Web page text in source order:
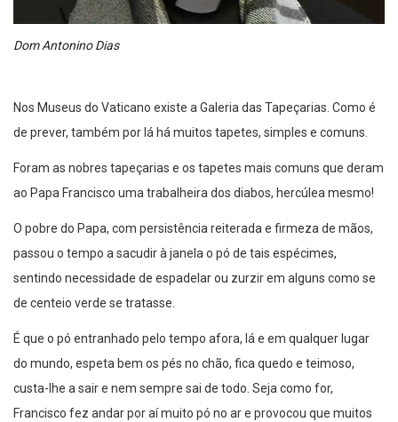
Dom Antonino Dias
Nos Museus do Vaticano existe a Galeria das Tapeçarias. Como é
de prever, também por lá há muitos tapetes, simples e comuns.
Foram as nobres tapeçarias e os tapetes mais comuns que deram
ao Papa Francisco uma trabalheira dos diabos, hercúlea mesmo!
O pobre do Papa, com persistência reiterada e firmeza de mãos,
passou o tempo a sacudir à janela o pó de tais espécimes,
sentindo necessidade de espadelar ou zurzir em alguns como se
de centeio verde se tratasse.
É que o pó entranhado pelo tempo afora, lá e em qualquer lugar
do mundo, espeta bem os pés no chão, fica quedo e teimoso,
custa-lhe a sair e nem sempre sai de todo. Seja como for,
Francisco fez andar por aí muito pó no ar e provocou que muitos